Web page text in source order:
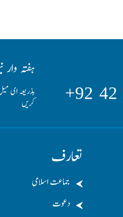
ہفتہ وار
بذریعہ ای
کریں
تعارف
جماعت اسلامی
دعوت